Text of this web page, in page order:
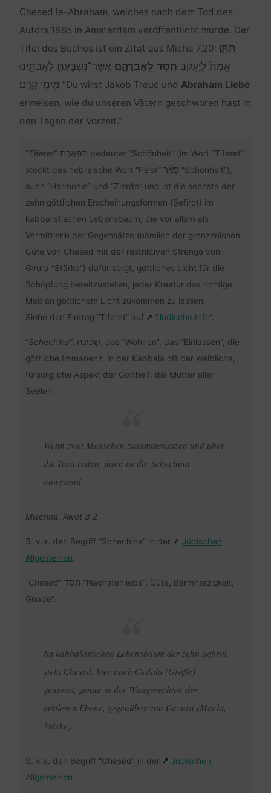
Chesed le-Abraham, welches nach dem Tod des
Autors 1685 in Amsterdam veröffentlicht wurde. Der
Titel des Buches ist ein Zitat aus Micha 7,20: תִּתֵּ֤ן
אֱמֶת֙ לְיַֽעֲקֹ֔ב חֶ֖סֶד לְאַבְרָהָ֑ם אֲשֶׁר־נִשְׁבַּ֥עְתָּ לַאֲבֹתֵ֖ינוּ
מִ֥ימֵי קֶֽדֶם׃ “Du wirst Jakob Treue und Abraham Liebe
erweisen, wie du unseren Vätern geschworen hast in
den Tagen der Vorzeit.”
“Tiferet” תִּפְאֶרֶת bedeutet “Schönheit” (im Wort “Tiferet”
steckt das hebräische Wort “Pe’er”פְּאֵ֔ר “Schönheit”),
auch “Harmonie” und “Zierde” und ist die sechste der
zehn göttlichen Erscheinungsformen (Sefirot) im
kabbalistischen Lebensbaum, die vor allem als
Vermittlerin der Gegensätze (nämlich der grenzenlosen
Güte von Chesed mit der restriktiven Strenge von
Gvura “Stärke”) dafür sorgt, göttliches Licht für die
Schöpfung bereitzustellen, jeder Kreatur das richtige
Maß an göttlichem Licht zukommen zu lassen.
Siehe den Eintrag “Tiferet” auf
“Jüdische.Info“.
“Schechina“, שְׁכִינָה, das “Wohnen”, das “Einlassen”, die
göttliche Immanenz, in der Kabbala oft der weibliche,
fürsorgliche Aspekt der Gottheit, die Mutter aller
Seelen.
Wenn zwei Menschen zusammensitzen und über
die Tora reden, dann ist die Schechina
anwesend
Mischna, Awot 3,2
S. v.a. den Begriff “Schechina” in der
Jüdischen
Allgemeinen.
“Chesed“חֶ֥סֶד “Nächstenliebe”, Güte, Barmherzigkeit,
Gnade”.
Im kabbalistischen Lebensbaum der zehn Sefirot
steht Chesed, hier auch Gedola (Größe)
genannt, genau in der Waagerechten der
mittleren Ebene, gegenüber von Gevura (Macht,
Stärke).
S. v.a. den Begriff “Chesed” in der
Jüdischen
Allgemeinen.